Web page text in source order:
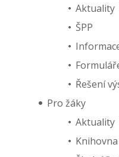
Aktuality
ŠPP
Řešení
Pro žáky
Aktuality
Knihovna